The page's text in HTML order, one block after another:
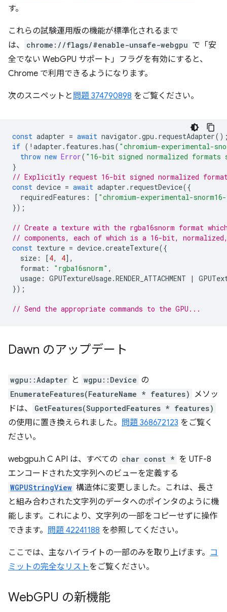
す。
これらの試験運用版の機能が標準化されるまで
は、
chrome://flags/#enable-unsafe-webgpu で「安
全でない WebGPU サポート」フラグを有効にすると、
Chrome で利用できるようになります。
次のスニペットと 問題 374790898 をご覧ください。
const adapter = await navigator .gpu . requestAdapter
if ( ! adapter . features .has( "chromium-experimental-
throw new Error( "16-bit signed normalized
}
// Explicitly request 16-bit signed normalized
const device = await adapter . requestDevice({
requiredFeatures : [ "chromium-experimental-
});
// Create a texture with the rgba16snorm format
// components, each of which is a 16-bit,
const texture = device.createTexture({
size : [4, 4],
format : "rgba16snorm" ,
usage : GPUTextureUsage.RENDER_ATTACHMENT |
});
// Send the appropriate commands to the GPU...
Dawn のアップデート
wgpu::Adapter と wgpu::Device の
EnumerateFeatures(FeatureName * features)
メソッ
ドは、
GetFeatures(SupportedFeatures * features)
の使用に置き換えられました。 問題 368672123 をご覧く
ださい。
webgpu.h C API は、すべての char const * を UTF-8
エンコードされた文字列へのビューを定義する
WGPUStringView 構造体に変更しました。これは、長さ
と組み合わされた文字列のデータへのポインタのように機
能します。これにより、文字列の一部をコピーせずに操作
できます。 問題 42241188 を参照してください。
ここでは、主なハイライトの一部のみを取り上げます。 コ
ミットの完全なリストをご覧ください。
WebGPU の新機能